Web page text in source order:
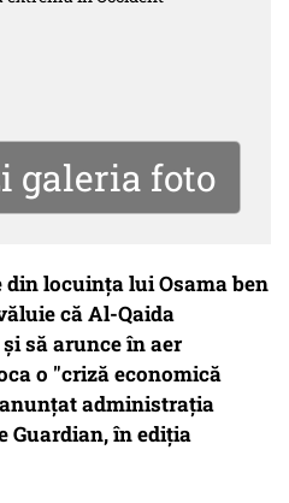
galeria foto
locuinţa lui Osama ben
că Al-Qaida
să arunce în aer
o "criză economică
administraţia
Guardian, în ediţia